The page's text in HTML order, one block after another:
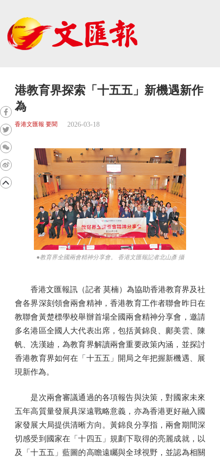
港教育界探索「十五五」新機遇新作
為
香港文匯報 要聞 2026-03-18
●教育界全國兩會精神分享會。 香港文匯報記者北山彥 攝
香港文匯報訊（記者 莫楠）為協助香港教育界及社
會各界深刻領會兩會精神，香港教育工作者聯會昨日在
教聯會黃楚標學校舉辦首場全國兩會精神分享會，邀請
多名港區全國人大代表出席，包括黃錦良、鄺美雲、陳
帆、冼漢廸，為教育界解讀兩會重要政策內涵，並探討
香港教育界如何在「十五五」開局之年把握新機遇、展
現新作為。
是次兩會審議通過的各項報告與決策，對國家未來
五年高質量發展具深遠戰略意義，亦為香港更好融入國
家發展大局提供清晰方向。黃錦良分享指，兩會期間深
切感受到國家在「十四五」規劃下取得的亮麗成就，以
及「十五五」藍圖的高瞻遠矚與全球視野，並認為相關